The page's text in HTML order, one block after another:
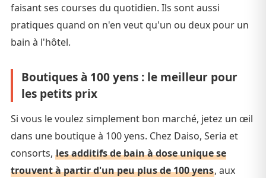
faisant ses courses du quotidien. Ils sont aussi
pratiques quand on n'en veut qu'un ou deux pour un
bain à l'hôtel.
Boutiques à 100 yens : le meilleur pour
les petits prix
Si vous le voulez simplement bon marché, jetez un œil
dans une boutique à 100 yens. Chez Daiso, Seria et
consorts, les additifs de bain à dose unique se
trouvent à partir d'un peu plus de 100 yens, aux